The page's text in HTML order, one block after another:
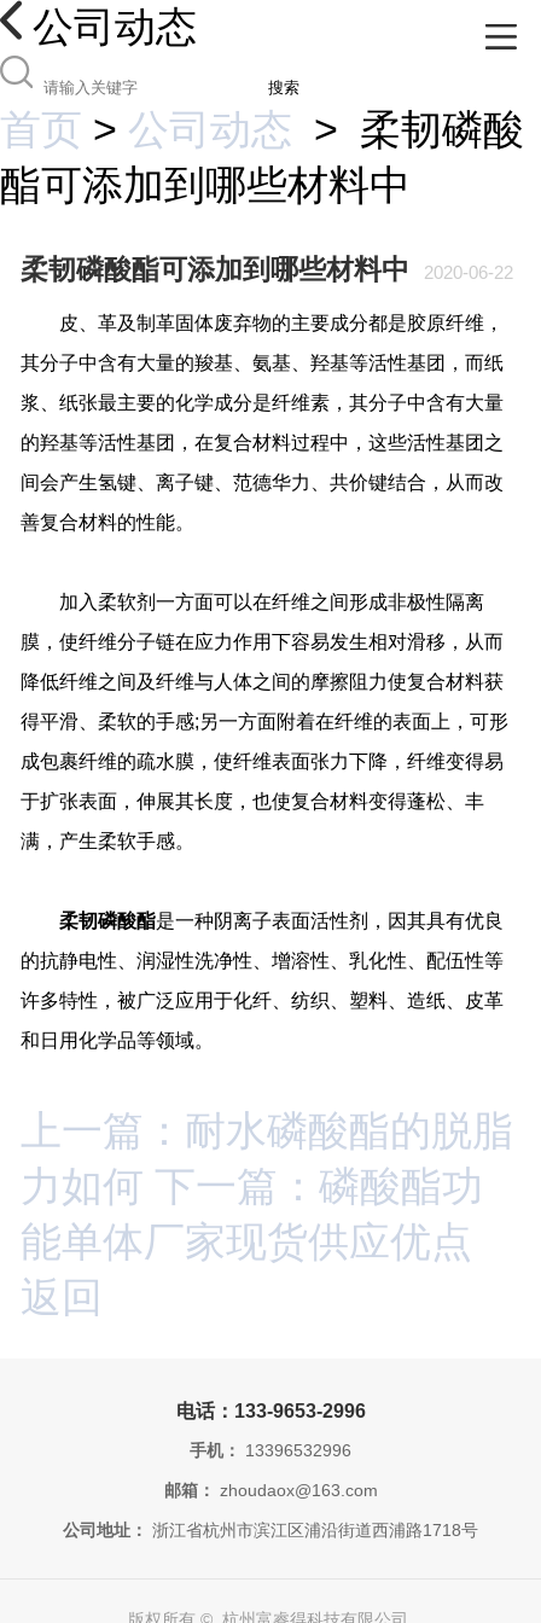
公司动态
搜索
首页 > 公司动态 > 柔韧磷酸
酯可添加到哪些材料中
柔韧磷酸酯可添加到哪些材料中 2020-06-22
皮、革及制革固体废弃物的主要成分都是胶原纤维，
其分子中含有大量的羧基、氨基、羟基等活性基团，而纸
浆、纸张最主要的化学成分是纤维素，其分子中含有大量
的羟基等活性基团，在复合材料过程中，这些活性基团之
间会产生氢键、离子键、范德华力、共价键结合，从而改
善复合材料的性能。
加入柔软剂一方面可以在纤维之间形成非极性隔离
膜，使纤维分子链在应力作用下容易发生相对滑移，从而
降低纤维之间及纤维与人体之间的摩擦阻力使复合材料获
得平滑、柔软的手感;另一方面附着在纤维的表面上，可形
成包裹纤维的疏水膜，使纤维表面张力下降，纤维变得易
于扩张表面，伸展其长度，也使复合材料变得蓬松、丰
满，产生柔软手感。
柔韧磷酸酯是一种阴离子表面活性剂，因其具有优良
的抗静电性、润湿性洗净性、增溶性、乳化性、配伍性等
许多特性，被广泛应用于化纤、纺织、塑料、造纸、皮革
和日用化学品等领域。
上一篇：耐水磷酸酯的脱脂
力如何 下一篇：磷酸酯功
能单体厂家现货供应优点
返回
电话：133-9653-2996
手机： 13396532996
邮箱： zhoudaox@163.com
公司地址： 浙江省杭州市滨江区浦沿街道西浦路1718号
版权所有 © 杭州富睿得科技有限公司